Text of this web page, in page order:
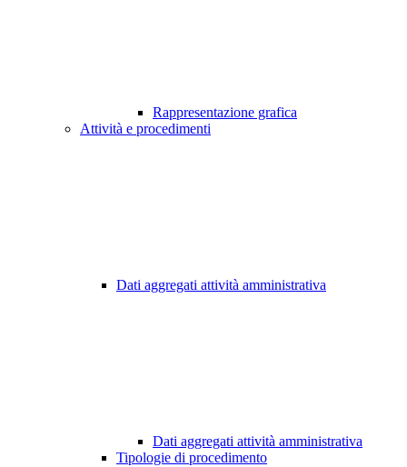
Rappresentazione grafica
Attività e procedimenti
Dati aggregati attività amministrativa
Dati aggregati attività amministrativa
Tipologie di procedimento